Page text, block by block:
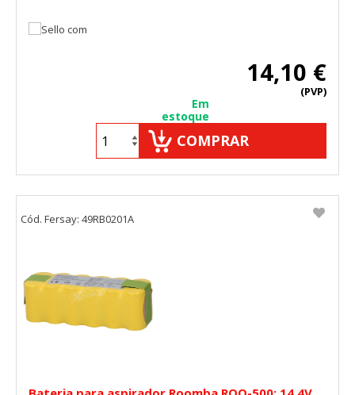
14,10 €
(PVP)
Em
estoque
COMPRAR
Cód. Fersay: 49RB0201A